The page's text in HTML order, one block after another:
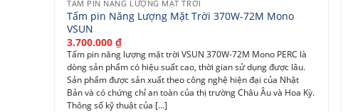
TẤM PIN NĂNG LƯỢNG MẶT TRỜI
Tấm pin Năng Lượng Mặt Trời 370W-72M Mono
VSUN
3.700.000₫
Tấm pin năng lượng mặt trời VSUN 370W-72M Mono PERC là
dòng sản phẩm có hiệu suất cao, thời gian sử dụng được lâu.
Sản phẩm được sản xuất theo công nghệ hiện đại của Nhật
Bản và có chứng chỉ an toàn của thị trường Châu Âu và Hoa Kỳ.
Thông số kỹ thuật của [...]